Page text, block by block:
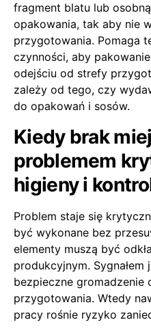
fragment blatu lub
opakowania, tak aby nie
przygotowania. Pomaga
czynności, aby
odejściu od strefy
zależy od tego, czy
do opakowań i sosów.
Kiedy brak
problemem
higieny i
Problem staje się
być wykonane bez
elementy muszą być
produkcyjnym.
bezpieczne gromadzenie
przygotowania. Wtedy
pracy rośnie ryzyko